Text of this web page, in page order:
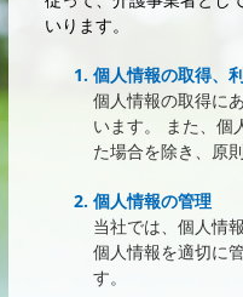
いります。
個人情報の取得、
個人情報の取得に
います。 また、個
た場合を除き、原
個人情報の管理
当社では、個人情
個人情報を適切に
す。